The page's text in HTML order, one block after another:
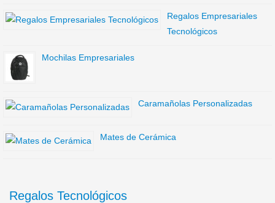
Regalos Empresariales
Tecnológicos
Mochilas Empresariales
Caramañolas Personalizadas
Mates de Cerámica
Regalos Tecnológicos